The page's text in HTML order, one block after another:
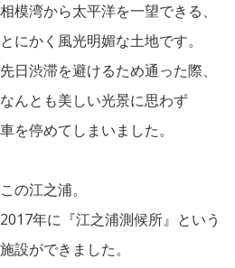
相模湾から太平洋を一望できる、
とにかく風光明媚な土地です。
先日渋滞を避けるため通った際、
なんとも美しい光景に思わず
車を停めてしまいました。
この江之浦。
2017年に『江之浦測候所』という
施設ができました。